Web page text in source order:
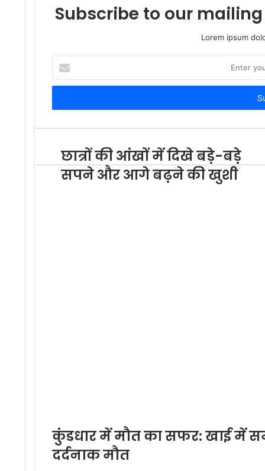
Subscribe to our
Lorem ipsum
your
Email
छात्रों की आंखों में दिखे बड़े-बड़े
सपने और आगे बढ़ने की खुशी
कुंडधार में मौत का सफर: खाई में
दर्दनाक मौत